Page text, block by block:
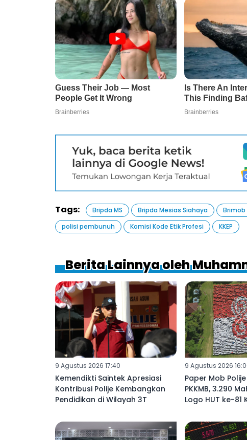
Tags: Bripda MS Bripda Mesias Siahaya Brimob
polisi pembunuh
Komisi Kode Etik Profesi KKEP
Berita Lainnya oleh
9 Agustus 2026 17:40
Kemendikti Saintek Apresiasi
Kontribusi Polije Kembangkan
Pendidikan di Wilayah 3T
9 Agustus 2026
Paper Mob
PKKMB, 3.290
Logo HUT ke-81